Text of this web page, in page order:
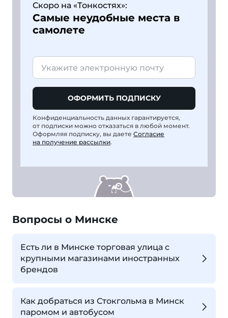
Скоро на «Тонкостях»:
Самые неудобные места в
самолете
ОФОРМИТЬ ПОДПИСКУ
Конфиденциальность данных гарантируется,
от подписки можно отказаться в любой момент.
Оформляя подписку, вы даете Согласие
на получение рассылки.
Вопросы о Минске
Есть ли в Минске торговая улица с
крупными магазинами иностранных
брендов
Как добраться из Стокгольма в Минск
паромом и автобусом